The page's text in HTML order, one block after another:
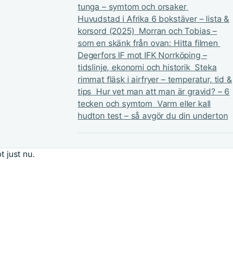
tunga – symtom och orsaker
Huvudstad i Afrika 6 bokstäver – lista &
korsord (2025) Morran och Tobias –
som en skänk från ovan: Hitta filmen
Degerfors IF mot IFK Norrköping –
tidslinje, ekonomi och historik Steka
rimmat fläsk i airfryer – temperatur, tid &
tips Hur vet man att man är gravid? – 6
tecken och symtom Varm eller kall
hudton test – så avgör du din underton
just nu.